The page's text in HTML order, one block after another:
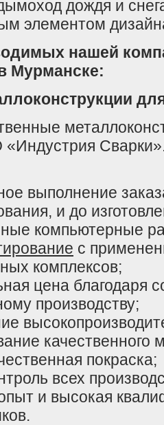
дождя и
элементом
нашей
Мурманске:
выполнение
и до
компьютерные
с
комплексов;
цена благодаря
производству;
качественного
покраска;
всех
и высокая